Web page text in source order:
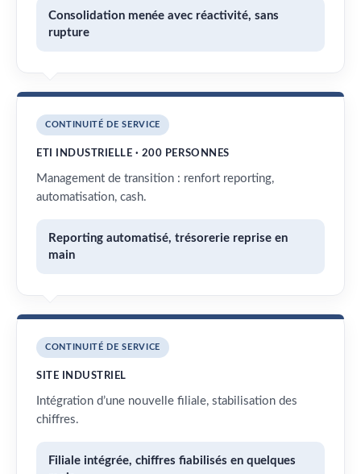
Consolidation menée avec réactivité, sans
rupture
CONTINUITÉ DE SERVICE
ETI INDUSTRIELLE · 200 PERSONNES
Management de transition : renfort reporting,
automatisation, cash.
Reporting automatisé, trésorerie reprise en
main
CONTINUITÉ DE SERVICE
SITE INDUSTRIEL
Intégration d’une nouvelle filiale, stabilisation des
chiffres.
Filiale intégrée, chiffres fiabilisés en quelques